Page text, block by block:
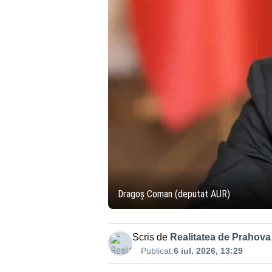
Dragoș Coman (deputat AUR)
Scris de Realitatea de Prahova
Publicat:6 iul. 2026, 13:29